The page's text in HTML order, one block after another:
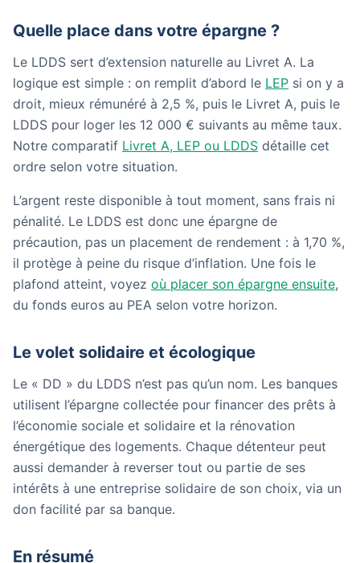
Quelle place dans votre épargne ?
Le LDDS sert d’extension naturelle au Livret A. La
logique est simple : on remplit d’abord le LEP si on y a
droit, mieux rémunéré à 2,5 %, puis le Livret A, puis le
LDDS pour loger les 12 000 € suivants au même taux.
Notre comparatif Livret A, LEP ou LDDS détaille cet
ordre selon votre situation.
L’argent reste disponible à tout moment, sans frais ni
pénalité. Le LDDS est donc une épargne de
précaution, pas un placement de rendement : à 1,70 %,
il protège à peine du risque d’inflation. Une fois le
plafond atteint, voyez où placer son épargne ensuite,
du fonds euros au PEA selon votre horizon.
Le volet solidaire et écologique
Le « DD » du LDDS n’est pas qu’un nom. Les banques
utilisent l’épargne collectée pour financer des prêts à
l’économie sociale et solidaire et la rénovation
énergétique des logements. Chaque détenteur peut
aussi demander à reverser tout ou partie de ses
intérêts à une entreprise solidaire de son choix, via un
don facilité par sa banque.
En résumé